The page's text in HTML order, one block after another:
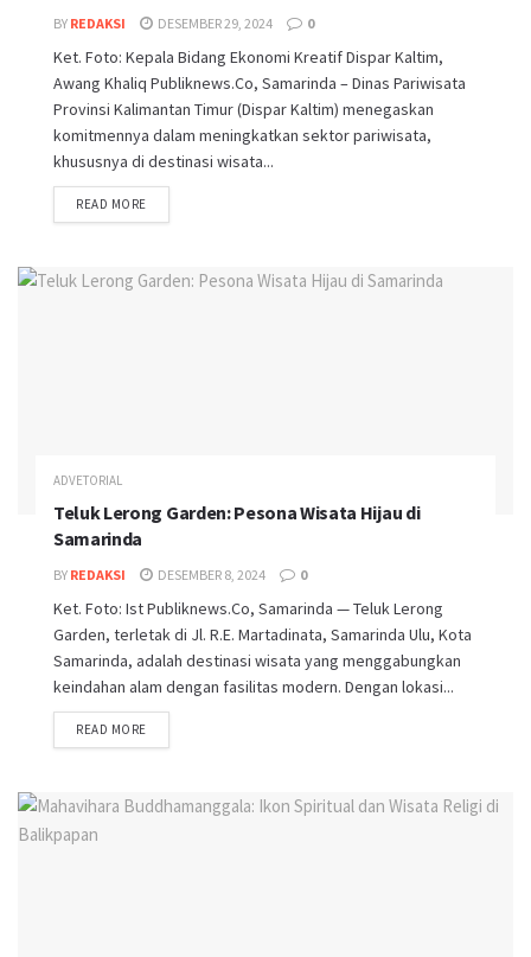
BY REDAKSI DESEMBER 29, 2024 0
Ket. Foto: Kepala Bidang Ekonomi Kreatif Dispar Kaltim,
Awang Khaliq Publiknews.Co, Samarinda – Dinas Pariwisata
Provinsi Kalimantan Timur (Dispar Kaltim) menegaskan
komitmennya dalam meningkatkan sektor pariwisata,
khususnya di destinasi wisata...
READ MORE
ADVETORIAL
Teluk Lerong Garden: Pesona Wisata Hijau di
Samarinda
BY REDAKSI DESEMBER 8, 2024 0
Ket. Foto: Ist Publiknews.Co, Samarinda — Teluk Lerong
Garden, terletak di Jl. R.E. Martadinata, Samarinda Ulu, Kota
Samarinda, adalah destinasi wisata yang menggabungkan
keindahan alam dengan fasilitas modern. Dengan lokasi...
READ MORE